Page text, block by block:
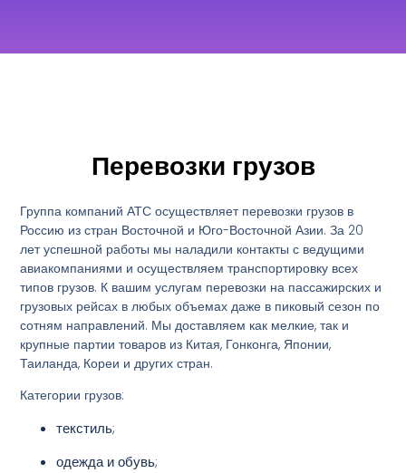
Перевозки грузов
Группа компаний АТС осуществляет перевозки грузов в
Россию из стран Восточной и Юго-Восточной Азии. За 20
лет успешной работы мы наладили контакты с ведущими
авиакомпаниями и осуществляем транспортировку всех
типов грузов. К вашим услугам перевозки на пассажирских и
грузовых рейсах в любых объемах даже в пиковый сезон по
сотням направлений. Мы доставляем как мелкие, так и
крупные партии товаров из Китая, Гонконга, Японии,
Таиланда, Кореи и других стран.
Категории грузов:
текстиль;
одежда и обувь;